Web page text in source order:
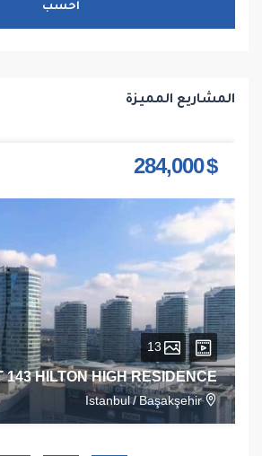
احسب
المشاريع المميزة
$ 284,000
143 HILTON HIGH RESIDENCE
Istanbul / Başakşehir